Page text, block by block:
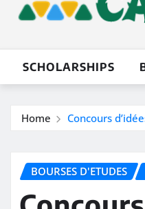
SCHOLARSHIPS
Home Concours
BOURSES D'ETUDES